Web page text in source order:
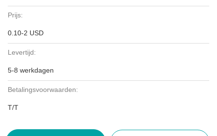
Prijs:
0.10-2 USD
Levertijd:
5-8 werkdagen
Betalingsvoorwaarden:
T/T